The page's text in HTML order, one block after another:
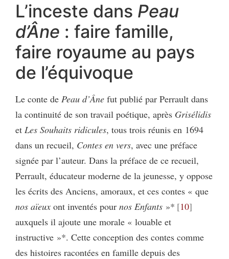
L’inceste dans Peau
d’Âne : faire famille,
faire royaume au pays
de l’équivoque
Le conte de Peau d’Âne fut publié par Perrault dans
la continuité de son travail poétique, après Grisélidis
et Les Souhaits ridicules, tous trois réunis en 1694
dans un recueil, Contes en vers, avec une préface
signée par l’auteur. Dans la préface de ce recueil,
Perrault, éducateur moderne de la jeunesse, y oppose
les écrits des Anciens, amoraux, et ces contes « que
nos aïeux ont inventés pour nos Enfants »* 10
auxquels il ajoute une morale « louable et
instructive »*. Cette conception des contes comme
des histoires racontées en famille depuis des